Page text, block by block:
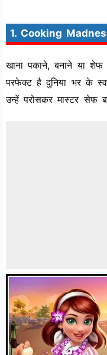
1. Cooking
खाना पकाने, बनाने या
परफेक्ट है दुनिया भर के
उन्हें परोसकर मास्टर सेफ